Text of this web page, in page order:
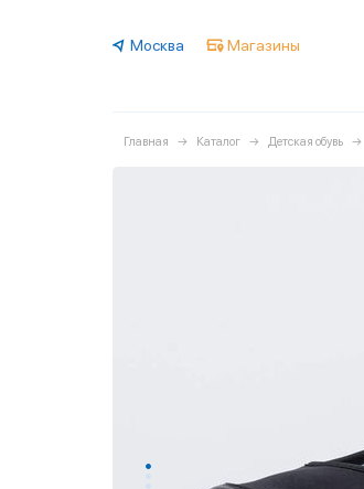
Москва Магазины
Главная Каталог Детская обувь